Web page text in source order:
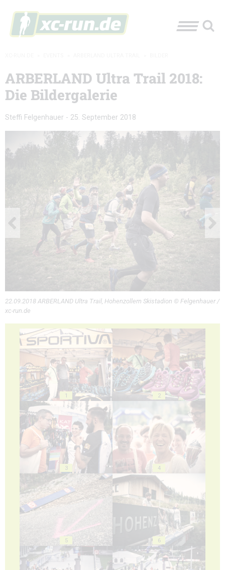
ARBERLAND Ultra Trail 2018:
Die Bildergalerie
Steffi Felgenhauer - 25. September 2018
22.09.2018 ARBERLAND Ultra Trail, Hohenzollern Skistadion © Felgenhauer /
xc-run.de
1 2
3 4
5 6